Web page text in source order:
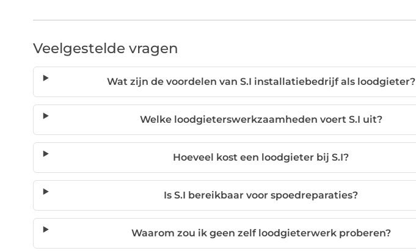
Veelgestelde vragen
Wat zijn de voordelen van S.I installatiebedrijf als loodgieter?
Welke loodgieterswerkzaamheden voert S.I uit?
Hoeveel kost een loodgieter bij S.I?
Is S.I bereikbaar voor spoedreparaties?
Waarom zou ik geen zelf loodgieterwerk proberen?